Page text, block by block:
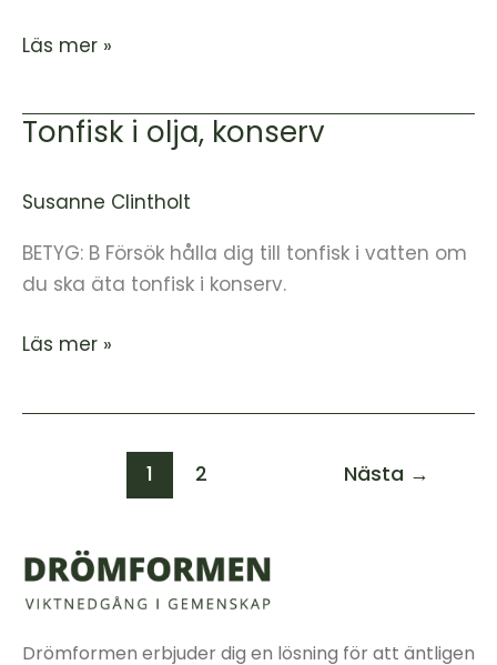
Läs mer »
Tonfisk i olja, konserv
Susanne Clintholt
BETYG: B Försök hålla dig till tonfisk i vatten om
du ska äta tonfisk i konserv.
Tonfisk
olja,
Läs mer »
1 2 Nästa →
Drömformen erbjuder dig en lösning för att äntligen